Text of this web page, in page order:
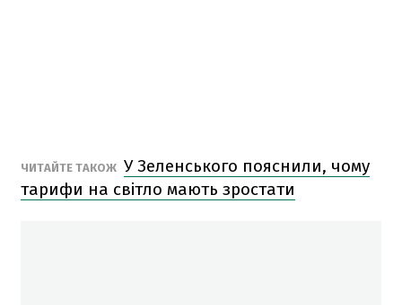
ЧИТАЙТЕ ТАКОЖ У Зеленського пояснили, чому
тарифи на світло мають зростати